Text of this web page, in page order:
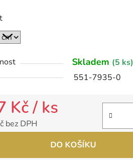
Skladem (5 ks)
551-7935-0
Kč/ ks
bez DPH
DO KOŠÍKU